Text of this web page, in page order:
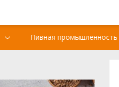
Пивная промышленность